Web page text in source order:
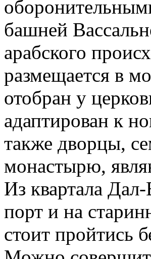
башней
арабского
размещается в
отобран у
адаптирован к
также дворцы,
монастырю,
Из квартала
порт и на
стоит пройтись